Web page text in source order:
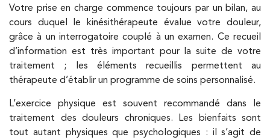
Votre prise en charge commence toujours par un bilan, au
cours duquel le kinésithérapeute évalue votre douleur,
grâce à un interrogatoire couplé à un examen. Ce recueil
d’information est très important pour la suite de votre
traitement ; les éléments recueillis permettent au
thérapeute d’établir un programme de soins personnalisé.
L’exercice physique est souvent recommandé dans le
traitement des douleurs chroniques. Les bienfaits sont
tout autant physiques que psychologiques : il s’agit de
Koss Paris 8 – Haussmann
74 Bd Haussmann 75008 Paris
74 Bd Haussmann 75008 Paris
01 44 71 93 74
PRENEZ RDV SUR
PRENEZ RDV SUR
Kinésithérapie